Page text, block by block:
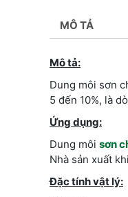
MÔ TẢ
Mô tả:
Dung môi sơn
5 đến 10%, là
Ứng dụng:
Dung môi sơn
Nhà sản xuất
Đặc tính vật lý: